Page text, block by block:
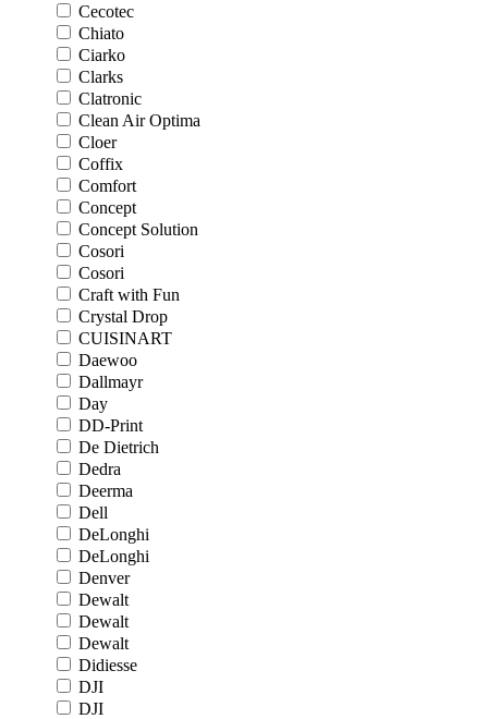
Cecotec
Chiato
Ciarko
Clarks
Clatronic
Clean Air Optima
Cloer
Coffix
Comfort
Concept
Concept Solution
Cosori
Cosori
Craft with Fun
Crystal Drop
CUISINART
Daewoo
Dallmayr
Day
DD-Print
De Dietrich
Dedra
Deerma
Dell
DeLonghi
DeLonghi
Denver
Dewalt
Dewalt
Dewalt
Didiesse
DJI
DJI